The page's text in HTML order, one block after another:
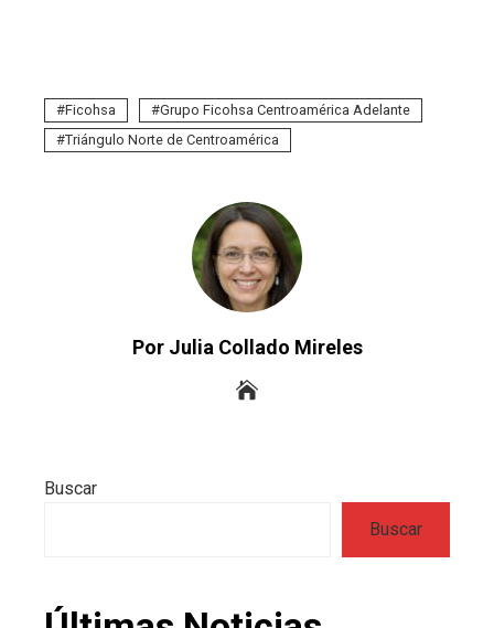
Ficohsa
Grupo Ficohsa Centroamérica Adelante
Triángulo Norte de Centroamérica
Por Julia Collado Mireles
Buscar
Buscar